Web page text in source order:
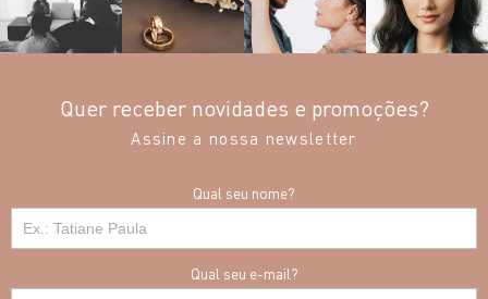
Quer receber novidades e promoções?
Assine a nossa newsletter
Qual seu nome?
Qual seu e-mail?